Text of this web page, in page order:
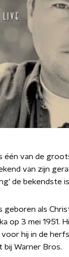
één van de
van zijn
de bekendste
geboren als
op 3 mei 1951.
hij in de
Warner Bros.